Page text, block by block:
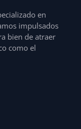
en
impulsados
bien de atraer
como el